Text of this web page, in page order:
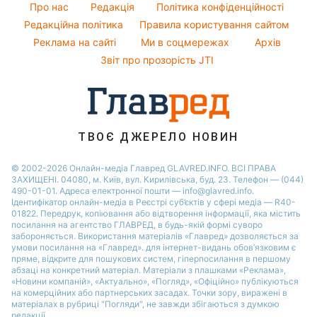
Софія Ротару
Ольга Сумська
Філіп Кіркоров
Пилова буря
Авто
Кімнатні рослини
Про нас Редакція
Політика конфіденційності
Редакційна політика
Правила користування сайтом
Реклама на сайті
Ми в соцмережах
Архів
Звіт про прозорість JTI
ТВОЄ ДЖЕРЕЛО НОВИН
© 2002-2026 Онлайн-медіа Главред GLAVRED.INFO. ВСІ ПРАВА
ЗАХИЩЕНІ. 04080, м. Київ, вул. Кирилівська, буд. 23. Телефон — (044)
490-01-01. Адреса електронної пошти — info@glavred.info.
Ідентифікатор онлайн-медіа в Реєстрі суб’єктів у сфері медіа — R40-
01822. Передрук, копіювання або відтворення інформації, яка містить
посилання на агентство ГЛАВРЕД, в будь-якій формi суворо
забороняється. Використання матеріалів «Главред» дозволяється за
умови посилання на «Главред». для інтернет-видань обов’язковим є
пряме, відкрите для пошукових систем, гіперпосилання в першому
абзаці на конкретний матеріал. Матеріали з плашками «Реклама»,
«Новини компаній», «Актуально», «Погляд», «Офіційно» публікуються
на комерційних або партнерських засадах. Точки зору, виражені в
матеріалах в рубриці "Погляди", не завжди збігаються з думкою